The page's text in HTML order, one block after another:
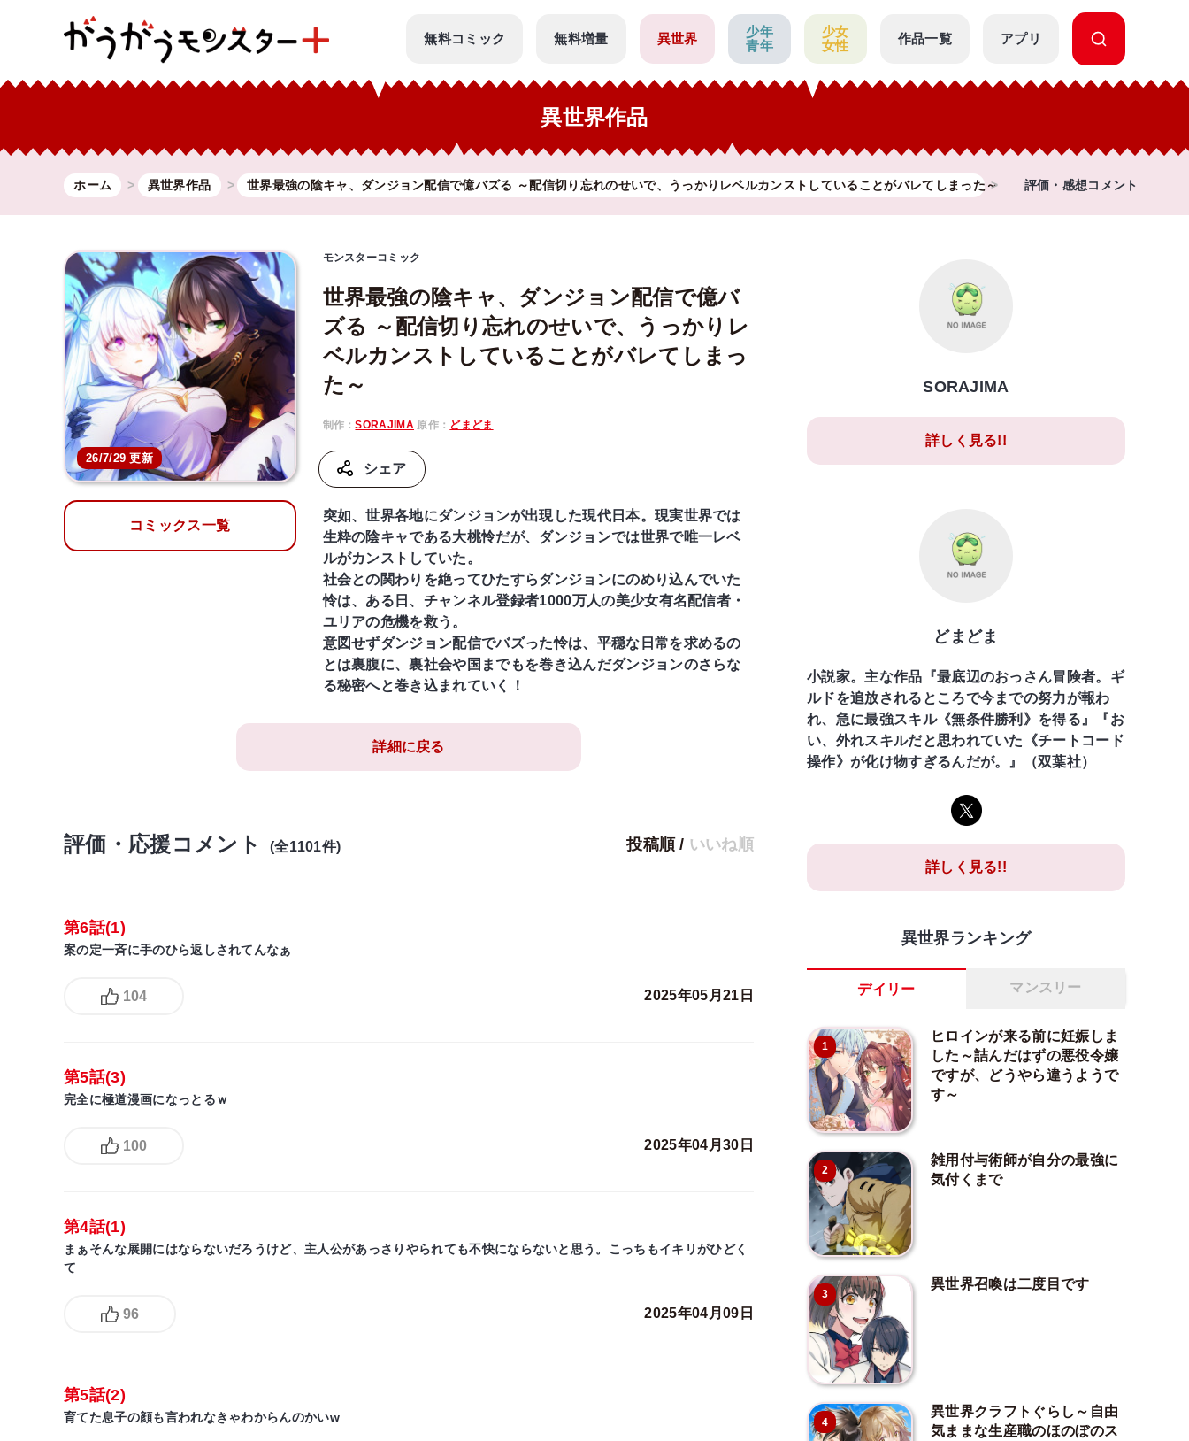
無料コミック 無料増量 異世界
少年
青年
少女
女性
作品一覧 アプリ
異世界作品
ホーム 異世界作品 世界最強の陰キャ、ダンジョン配信で億バズる ～配信切り忘れのせいで、うっかりレベルカンストしていることがバレてしまった～ 評価・感想コメント
26/7/29 更新
コミックス一覧
モンスターコミック
世界最強の陰キャ、ダンジョン配信で億バ
ズる ～配信切り忘れのせいで、うっかりレ
ベルカンストしていることがバレてしまっ
た～
制作：SORAJIMA 原作： どまどま
シェア
突如、世界各地にダンジョンが出現した現代日本。現実世界では
生粋の陰キャである大桃怜だが、ダンジョンでは世界で唯一レベ
ルがカンストしていた。
社会との関わりを絶ってひたすらダンジョンにのめり込んでいた
怜は、ある日、チャンネル登録者1000万人の美少女有名配信者・
ユリアの危機を救う。
意図せずダンジョン配信でバズった怜は、平穏な日常を求めるの
とは裏腹に、裏社会や国までもを巻き込んだダンジョンのさらな
る秘密へと巻き込まれていく！
詳細に戻る
評価・応援コメント (全1101件) 投稿順 / いいね順
第6話(1)
案の定一斉に手のひら返しされてんなぁ
104 2025年05月21日
第5話(3)
完全に極道漫画になっとるｗ
100 2025年04月30日
第4話(1)
まぁそんな展開にはならないだろうけど、主人公があっさりやられても不快にならないと思う。こっちもイキリがひどく
て
96 2025年04月09日
第5話(2)
育てた息子の顔も言われなきゃわからんのかいw
SORAJIMA
詳しく見る!!
どまどま
小説家。主な作品『最底辺のおっさん冒険者。ギ
ルドを追放されるところで今までの努力が報わ
れ、急に最強スキル《無条件勝利》を得る』『お
い、外れスキルだと思われていた《チートコード
操作》が化け物すぎるんだが。』（双葉社）
詳しく見る!!
異世界ランキング
デイリー マンスリー
1
ヒロインが来る前に妊娠しま
した～詰んだはずの悪役令嬢
ですが、どうやら違うようで
す～
2
雑用付与術師が自分の最強に
気付くまで
3
異世界召喚は二度目です
4
異世界クラフトぐらし～自由
気ままな生産職のほのぼのス